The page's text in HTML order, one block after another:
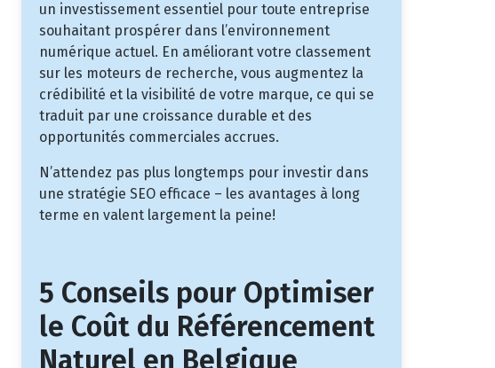
un investissement essentiel pour toute entreprise
souhaitant prospérer dans l’environnement
numérique actuel. En améliorant votre classement
sur les moteurs de recherche, vous augmentez la
crédibilité et la visibilité de votre marque, ce qui se
traduit par une croissance durable et des
opportunités commerciales accrues.
N’attendez pas plus longtemps pour investir dans
une stratégie SEO efficace – les avantages à long
terme en valent largement la peine!
5 Conseils pour Optimiser
le Coût du Référencement
Naturel en Belgique